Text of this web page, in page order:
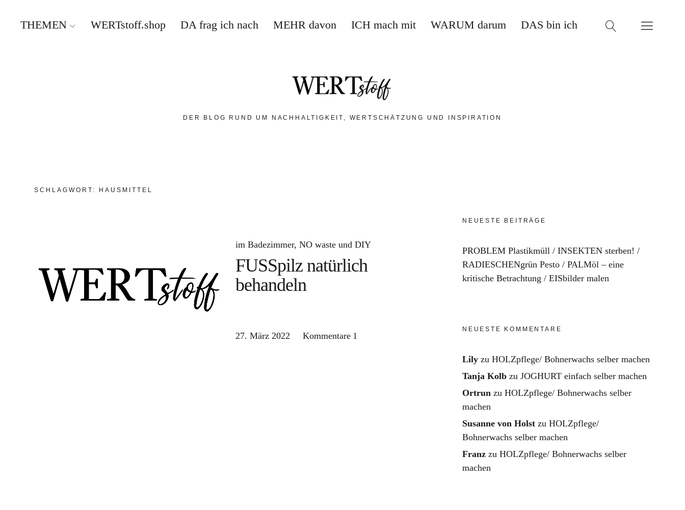
THEMEN WERTstoff.shop DA frag ich nach MEHR davon ICH mach mit WARUM darum DAS bin ich
DER BLOG RUND UM NACHHALTIGKEIT, WERTSCHÄTZUNG UND INSPIRATION
SCHLAGWORT: HAUSMITTEL
im Badezimmer NO waste und DIY
FUSSpilz natürlich
behandeln
27. März 2022 Kommentare 1
NEUESTE BEITRÄGE
PROBLEM Plastikmüll
INSEKTEN sterben!
RADIESCHENgrün Pesto
PALMöl – eine
kritische Betrachtung
EISbilder malen
NEUESTE KOMMENTARE
Lily zu HOLZpflege/ Bohnerwachs selber machen
Tanja Kolb zu JOGHURT einfach selber machen
Ortrun zu HOLZpflege/ Bohnerwachs selber
machen
Susanne von Holst zu HOLZpflege/
Bohnerwachs selber machen
Franz zu HOLZpflege/ Bohnerwachs selber
machen